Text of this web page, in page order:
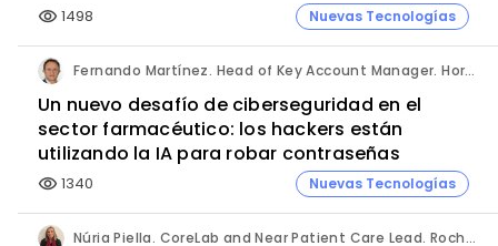
visibility 1498 Nuevas Tecnologías
Fernando Martínez. Head of Key Account Manager. Hornetsecurity.
Un nuevo desafío de ciberseguridad en el
sector farmacéutico: los hackers están
utilizando la IA para robar contraseñas
visibility 1340 Nuevas Tecnologías
Núria Piella. CoreLab and Near Patient Care Lead. Roche Diagnostics España.